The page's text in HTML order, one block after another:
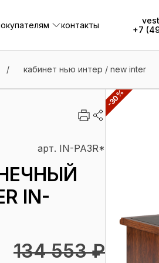
контакты
+7
/ кабинет нью интер / new inter
арт. IN-PA3R*
IN-
134 553 ₽
-30%